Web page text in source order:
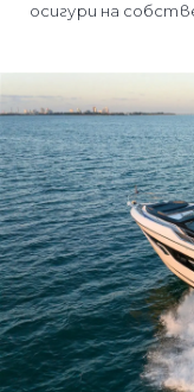
осигури на